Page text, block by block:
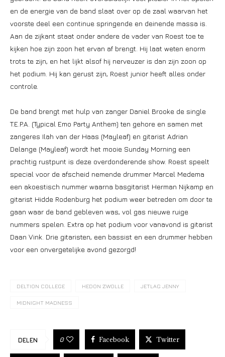
en de energie van de band slaat over op de zaal waarvan het
voorste deel een continue springende en deinende massa is.
Aan de zijkant staat onder andere de vader van Roest toe te
kijken hoe zijn zoon het ervan af brengt. Hij laat weten enorm
trots te zijn, en het lijkt alsof hij nerveuzer is dan zijn zoon op
het podium. Hij kan gerust zijn, Roest junior heeft alles onder
controle.
De band brengt met hulp van zanger Daniel Brooke de single
T.E.P.A. (Typical Emo Party Anthem) ten gehore en samen met
zangeres Ilah van der Haas (Mayleaf) en gitarist Adrian
Delange (Mayleaf) wordt het mooie Sunday Morning een
prachtig rustpunt is deze overdonderende show. Roest speelt
special voor de afscheid nemende drummer Marcel Medema
een akoestisch nummer waarna basgitarist Herman Nijkamp en
gitarist Hidde Rodenburg het podium weer betreden om door te
gaan waar de band gebleven was, vol gas nieuwe ruige
nummers spelen. Extra op het podium voor vanavond is gitarist
Daan Vink. Drie gitaristen, een bassist en een drummer hebben
voor een onvergetelijke avond gezorgd!
DELTION COLLEGE HEDON ZWOLLE JETLAG JENNY
MIDNIGHT MADNESS
DELEN 0 Facebook Twitter